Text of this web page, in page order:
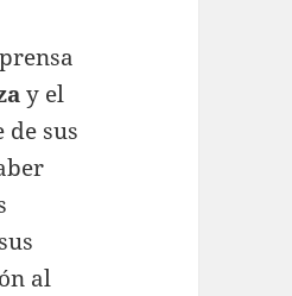
y el
de sus
al